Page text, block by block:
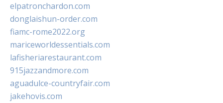
elpatronchardon.com
donglaishun-order.com
fiamc-rome2022.org
mariceworldessentials.com
lafisheriarestaurant.com
915jazzandmore.com
aguadulce-countryfair.com
jakehovis.com